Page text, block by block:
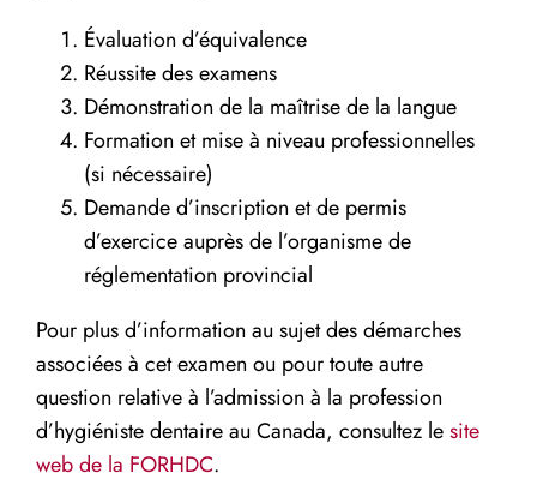
Évaluation d’équivalence
Réussite des examens
Démonstration de la maîtrise de la langue
Formation et mise à niveau professionnelles
(si nécessaire)
Demande d’inscription et de permis
d’exercice auprès de l’organisme de
réglementation provincial
Pour plus d’information au sujet des démarches
associées à cet examen ou pour toute autre
question relative à l’admission à la profession
d’hygiéniste dentaire au Canada, consultez lesite
web de la FORHDC.